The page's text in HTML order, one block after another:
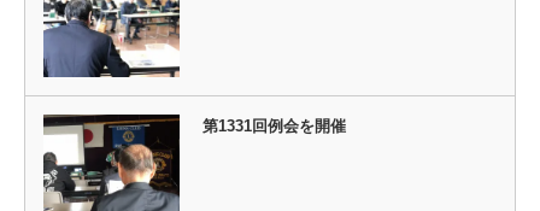
第1331回例会を開催